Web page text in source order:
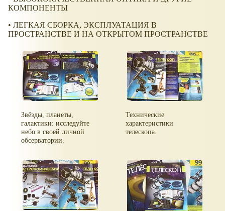
КОМПОНЕНТЫ
• ЛЕГКАЯ СБОРКА, ЭКСПЛУАТАЦИЯ В
ПРОСТРАНСТВЕ И НА ОТКРЫТОМ ПРОСТРАНСТВЕ
Звёзды, планеты,
галактики: исследуйте
небо в своей личной
обсерватории.
Технические
характеристики
телескопа.